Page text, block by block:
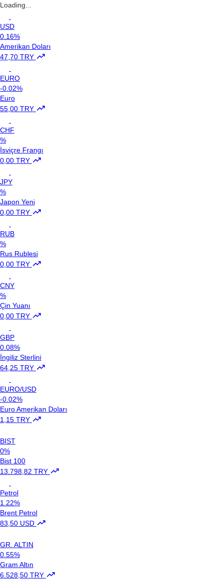
Loading...
USD
0.16%
Amerikan Doları
47,70 TRY
EURO
-0.02%
Euro
55,00 TRY
CHF
%
İsviçre Frangı
0,00 TRY
JPY
%
Japon Yeni
0,00 TRY
RUB
%
Rus Rublesi
0,00 TRY
CNY
%
Çin Yuanı
0,00 TRY
GBP
0.08%
İngiliz Sterlini
64,25 TRY
EURO/USD
-0.02%
Euro Amerikan Doları
1,15 TRY
BIST
0%
Bist 100
13.798,82 TRY
Petrol
1.22%
Brent Petrol
83,50 USD
GR. ALTIN
0.55%
Gram Altın
6.528,50 TRY